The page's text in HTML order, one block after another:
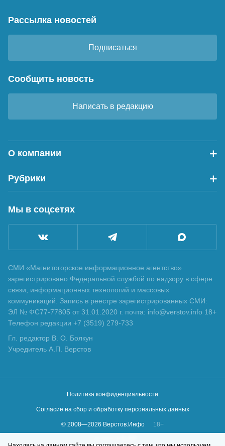
Рассылка новостей
Подписаться
Сообщить новость
Написать в редакцию
О компании
Рубрики
Мы в соцсетях
СМИ «Магнитогорское информационное агентство»
зарегистрировано Федеральной службой по надзору в сфере
связи, информационных технологий и массовых
коммуникаций. Запись в реестре зарегистрированных СМИ:
ЭЛ № ФС77-77805 от 31.01.2020 г. почта: info@verstov.info 18+
Телефон редакции +7 (3519) 279-733
Гл. редактор В. О. Болкун
Учредитель А.П. Верстов
Политика конфиденциальности
Согласие на сбор и обработку персональных данных
© 2008—2026 Верстов.Инфо
18+